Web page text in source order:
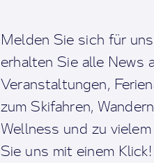
Melden Sie sich für
erhalten Sie alle News
Veranstaltungen,
zum Skifahren,
Wellness und zu
Sie uns mit einem Klick!